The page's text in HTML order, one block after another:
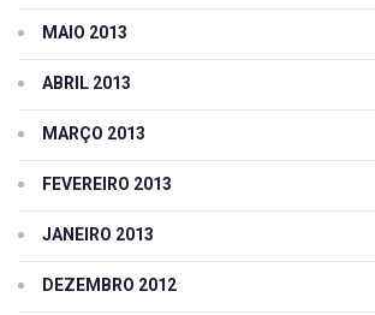
MAIO 2013
ABRIL 2013
MARÇO 2013
FEVEREIRO 2013
JANEIRO 2013
DEZEMBRO 2012